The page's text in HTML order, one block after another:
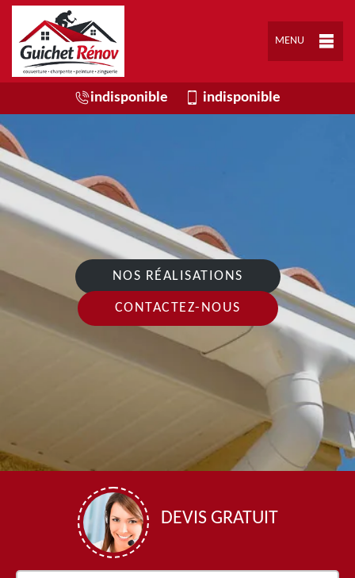
MENU
indisponible indisponible
NOS RÉALISATIONS
CONTACTEZ-NOUS
DEVIS GRATUIT